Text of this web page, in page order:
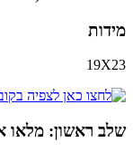
מידות
19X23
שלב ראשון: מלאו